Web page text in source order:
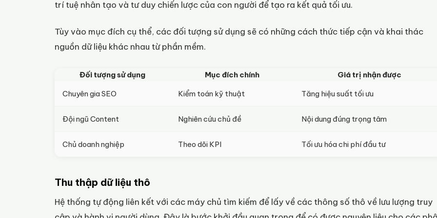
trí tuệ nhân tạo và tư duy chiến lược của con người để tạo ra kết quả tối ưu.
Tùy vào mục đích cụ thể, các đối tượng sử dụng sẽ có những cách thức tiếp cận và khai thác
nguồn dữ liệu khác nhau từ phần mềm.
Đối tượng sử dụng Mục đích chính Giá trị nhận được
Chuyên gia SEO Kiểm toán kỹ thuật Tăng hiệu suất tối ưu
Đội ngũ Content Nghiên cứu chủ đề Nội dung đúng trọng tâm
Chủ doanh nghiệp Theo dõi KPI Tối ưu hóa chi phí đầu tư
Thu thập dữ liệu thô
Hệ thống tự động liên kết với các máy chủ tìm kiếm để lấy về các thông số thô về lưu lượng truy